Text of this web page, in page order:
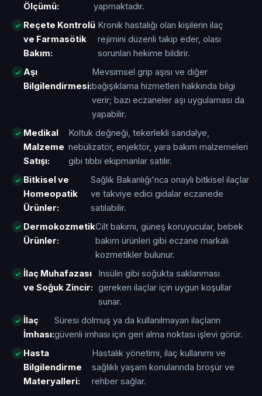
Ölçümü:
yapmaktadır.
Reçete Kontrolü
ve Farmasötik
Bakım:
Kronik hastalığı olan kişilerin ilaç
rejimini düzenli takip eder, olası
sorunları hekime bildirir.
Aşı
Bilgilendirmesi:
Mevsimsel grip aşısı ve diğer
bağışıklama hizmetleri hakkında bilgi
verir; bazı eczaneler aşı uygulaması da
yapabilir.
Medikal
Malzeme
Satışı:
Koltuk değneği, tekerlekli sandalye,
nebülizatör, enjektör, yara bakım malzemeleri
gibi tıbbi ekipmanlar satılır.
Bitkisel ve
Homeopatik
Ürünler:
Sağlık Bakanlığı'nca onaylı bitkisel ilaçlar
ve takviye edici gıdalar eczanede
satılabilir.
Dermokozmetik
Ürünler:
Cilt bakımı, güneş koruyucular, bebek
bakım ürünleri gibi eczane markalı
kozmetikler bulunur.
İlaç Muhafazası
ve Soğuk Zincir:
Insülin gibi soğukta saklanması
gereken ilaçlar için uygun koşullar
sunar.
İlaç
İmhası:
Süresi dolmuş ya da kullanılmayan ilaçların
güvenli imhası için geri alma noktası işlevi görür.
Hasta
Bilgilendirme
Materyalleri:
Hastalık yönetimi, ilaç kullanımı ve
sağlıklı yaşam konularında broşür ve
rehber sağlar.